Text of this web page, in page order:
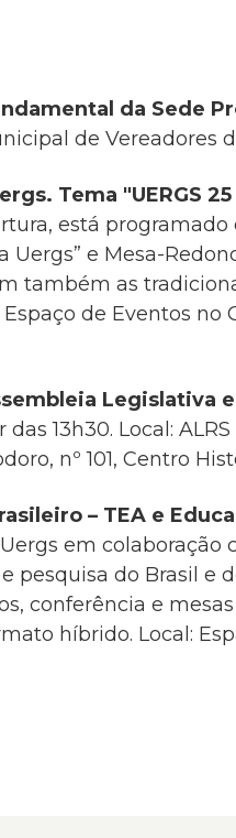
da Sede
de Vereadores
Tema "UERGS
está programado
Uergs” e Mesa-
também as
de Eventos no
Legislativa
das 13h30. Local:
nº 101, Centro
– TEA e
em colaboração
pesquisa do Brasil e
conferência e
híbrido. Local: